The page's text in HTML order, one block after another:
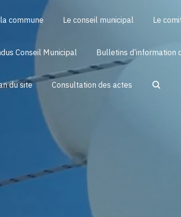
commune Le conseil municipal Le
Conseil Municipal Bulletins d’information
du site Consultation des actes Search